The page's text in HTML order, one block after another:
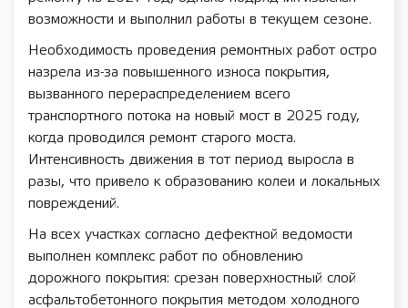
возможности и выполнил работы в текущем сезоне.
Необходимость проведения ремонтных работ остро
назрела из-за повышенного износа покрытия,
вызванного перераспределением всего
транспортного потока на новый мост в 2025 году,
когда проводился ремонт старого моста.
Интенсивность движения в тот период выросла в
разы, что привело к образованию колеи и локальных
повреждений.
На всех участках согласно дефектной ведомости
выполнен комплекс работ по обновлению
дорожного покрытия: срезан поверхностный слой
асфальтобетонного покрытия методом холодного